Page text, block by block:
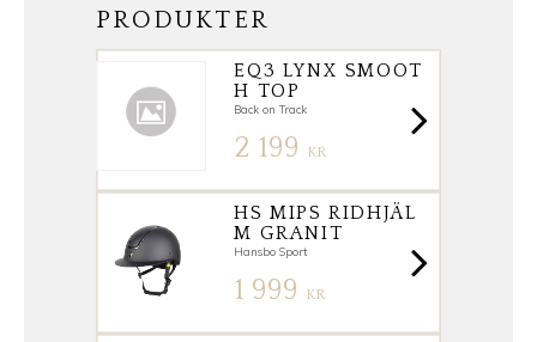
PRODUKTER
EQ3 LYNX SMOOT
H TOP
Back on Track
2 199 KR
HS MIPS RIDHJÄL
M GRANIT
Hansbo Sport
1 999 KR